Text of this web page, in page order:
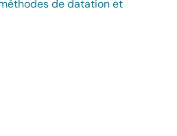
de datation et